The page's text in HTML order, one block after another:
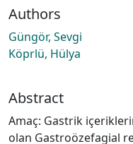
Authors
Güngör, Sevgi
Köprlü, Hülya
Abstract
Amaç: Gastrik
olan Gastroözefagial